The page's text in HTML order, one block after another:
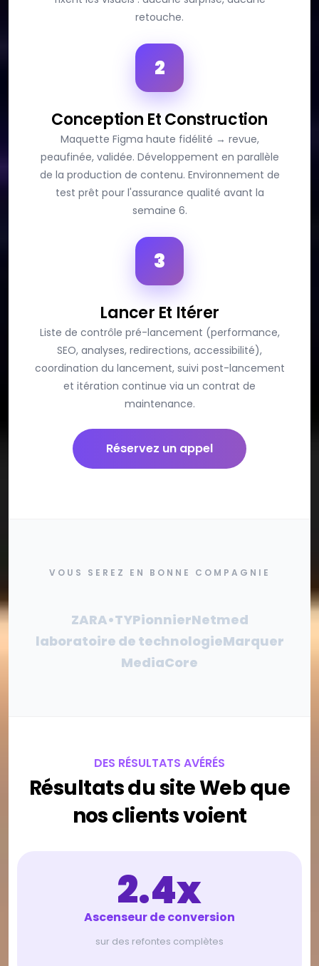
retouche.
2
Conception Et Construction
Maquette Figma haute fidélité → revue,
peaufinée, validée. Développement en parallèle
de la production de contenu. Environnement de
test prêt pour l'assurance qualité avant la
semaine 6.
3
Lancer Et Itérer
Liste de contrôle pré-lancement (performance,
SEO, analyses, redirections, accessibilité),
coordination du lancement, suivi post-lancement
et itération continue via un contrat de
maintenance.
Réservez un appel
VOUS SEREZ EN BONNE COMPAGNIE
ZARA•TYPionnierNetmed
laboratoire de technologieMarquer
MediaCore
DES RÉSULTATS AVÉRÉS
Résultats du site Web que
nos clients voient
2.4x
Ascenseur de conversion
sur des refontes complètes